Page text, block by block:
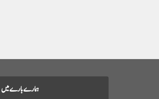
ہمارے بارے میں